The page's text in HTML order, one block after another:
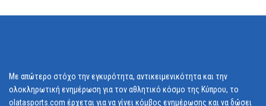
Με απώτερο στόχο την εγκυρότητα, αντικειμενικότητα και την
ολοκληρωτική ενημέρωση για τον αθλητικό κόσμο της Κύπρου, το
olatasports.com έρχεται για να γίνει κόμβος ενημέρωσης και να δώσει